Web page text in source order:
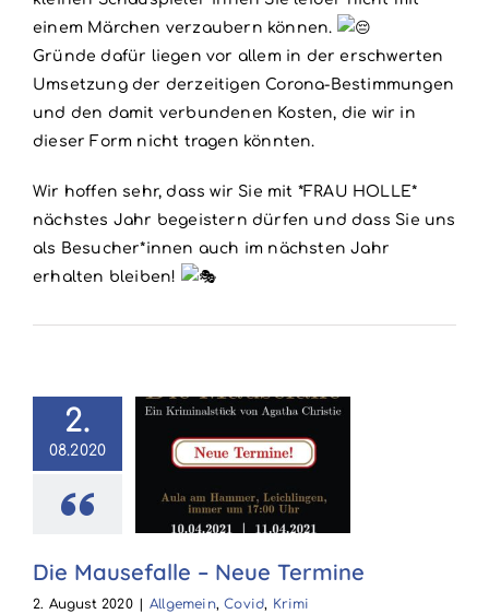
einem Märchen verzaubern können.
Gründe dafür liegen vor allem in der erschwerten
Umsetzung der derzeitigen Corona-Bestimmungen
und den damit verbundenen Kosten, die wir in
dieser Form nicht tragen könnten.
Wir hoffen sehr, dass wir Sie mit *FRAU HOLLE*
nächstes Jahr begeistern dürfen und dass Sie uns
als Besucher*innen auch im nächsten Jahr
erhalten bleiben!
2.
08.2020
–
Termine
Die Mausefalle – Neue Termine
2. August 2020 Allgemein,Covid, Krimi